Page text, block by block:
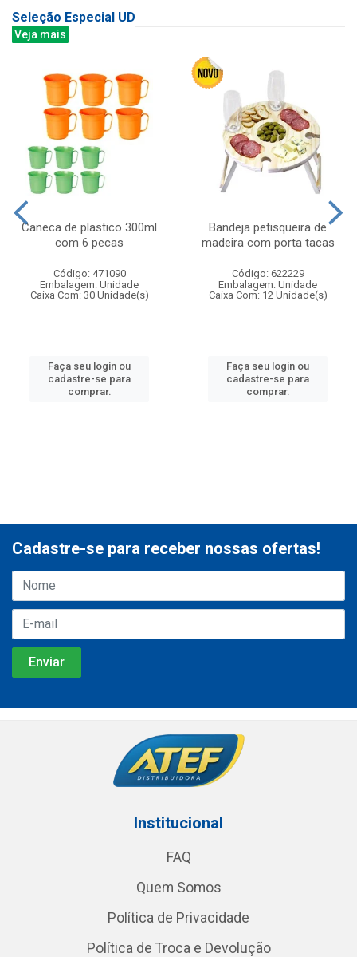
Seleção Especial UD
Veja mais
Caneca de plastico 300ml
com 6 pecas
Código: 471090
Embalagem: Unidade
Caixa Com: 30 Unidade(s)
Faça seu login ou
cadastre-se para
comprar.
Bandeja petisqueira de
madeira com porta tacas
Código: 622229
Embalagem: Unidade
Caixa Com: 12 Unidade(s)
Faça seu login ou
cadastre-se para
comprar.
Cadastre-se para receber nossas ofertas!
Institucional
FAQ
Quem Somos
Política de Privacidade
Política de Troca e Devolução